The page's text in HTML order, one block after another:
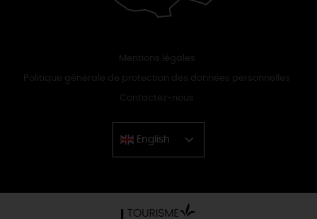
Mentions légales
Politique générale de protection des données personnelles
Contactez-nous
English
Chinese